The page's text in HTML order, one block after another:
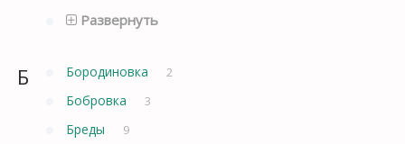
Развернуть
Б Бородиновка 2
Бобровка 3
Бреды 9